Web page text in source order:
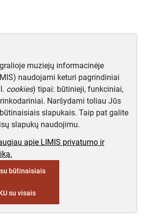
muziejų informacinėje
naudojami keturi pagrindiniai
cookies) tipai: būtinieji, funkciniai,
Naršydami toliau Jūs
slapukais. Taip pat galite
slapukų naudojimu.
apie LIMIS privatumo ir
su būtinaisiais
su visais